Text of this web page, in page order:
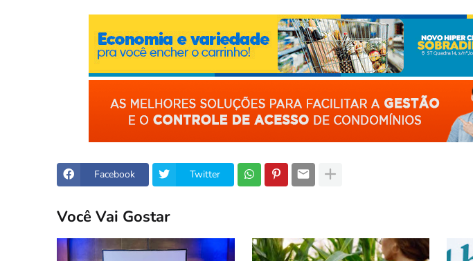
Facebook Twitter
Você Vai Gostar